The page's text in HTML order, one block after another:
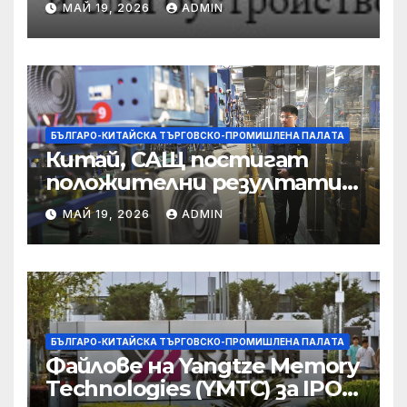
съсредоточи върху
борбата с
корпоративната
престъпност
МАЙ 19, 2026 ADMIN
БЪЛГАРО-КИТАЙСКА ТЪРГОВСКО-ПРОМИШЛЕНА ПАЛAТА
Китай, САЩ постигат
положителни резултати в
икономическите и
търговски консултации:
министерство
МАЙ 19, 2026 ADMIN
БЪЛГАРО-КИТАЙСКА ТЪРГОВСКО-ПРОМИШЛЕНА ПАЛAТА
Файлове на Yangtze Memory
Technologies (YMTC) за IPO